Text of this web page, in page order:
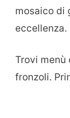
mosaico di
eccellenza.
Trovi
fronzoli.